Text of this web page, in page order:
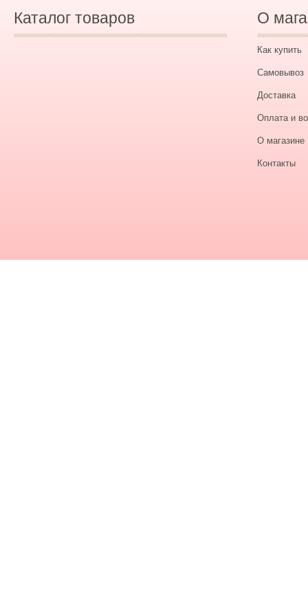
Каталог товаров О
Как купить
Самовывоз
Доставка
Оплата и
О магазине
Контакты